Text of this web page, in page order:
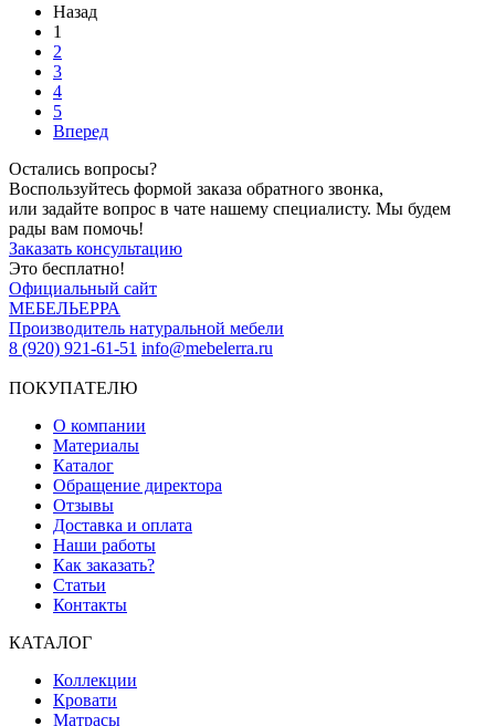
Назад
1
2
3
4
5
Вперед
Остались вопросы?
Воспользуйтесь формой заказа обратного звонка,
или задайте вопрос в чате нашему специалисту. Мы будем
рады вам помочь!
Заказать консультацию
Это бесплатно!
Официальный сайт
МЕБЕЛЬЕРРА
Производитель натуральной мебели
8 (920) 921-61-51 info@mebelerra.ru
ПОКУПАТЕЛЮ
О компании
Материалы
Каталог
Обращение директора
Отзывы
Доставка и оплата
Наши работы
Как заказать?
Статьи
Контакты
КАТАЛОГ
Коллекции
Кровати
Матрасы